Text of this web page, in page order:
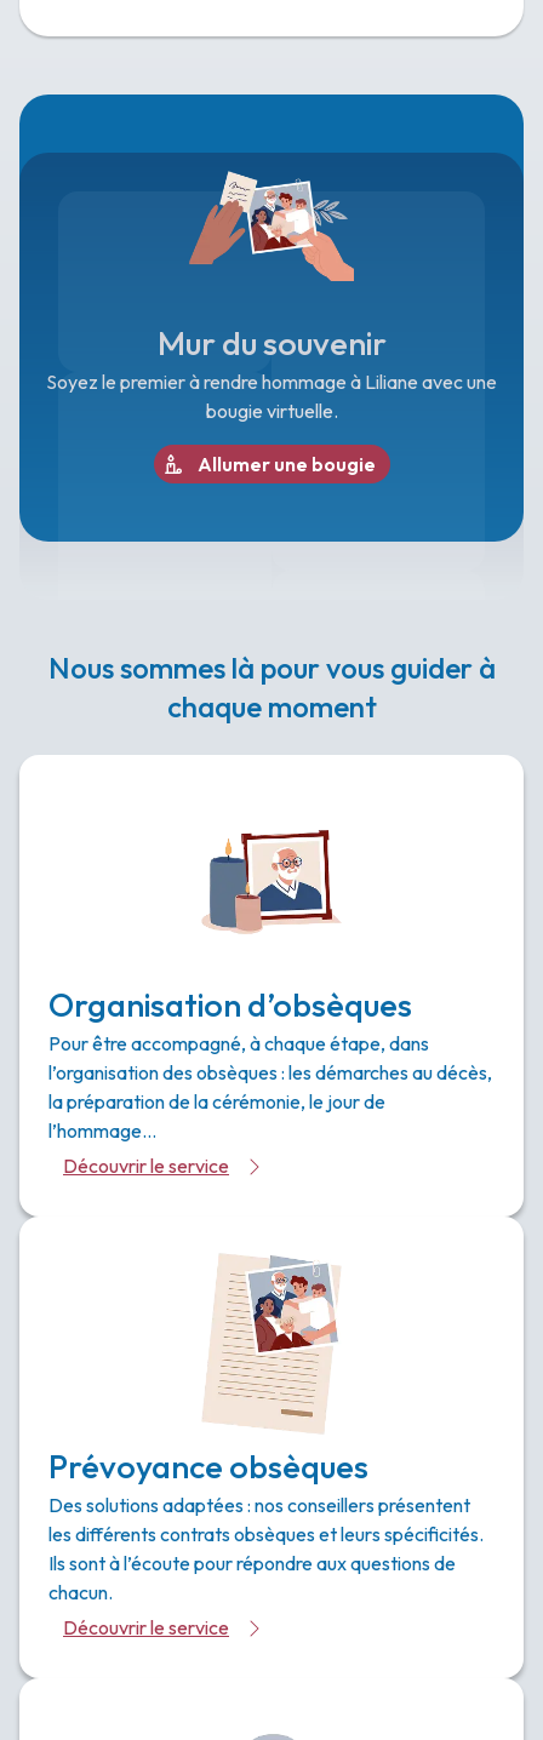
Mur du souvenir
Soyez le premier à rendre hommage à Liliane avec une
bougie virtuelle.
Allumer une bougie
Nous sommes là pour vous guider à
chaque moment
Organisation d’obsèques
Pour être accompagné, à chaque étape, dans
l’organisation des obsèques : les démarches au décès,
la préparation de la cérémonie, le jour de
l’hommage…
Découvrir le service
Prévoyance obsèques
Des solutions adaptées : nos conseillers présentent
les différents contrats obsèques et leurs spécificités.
Ils sont à l’écoute pour répondre aux questions de
chacun.
Découvrir le service